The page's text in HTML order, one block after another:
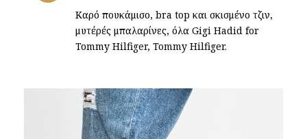
Καρό πουκάμισο, bra top και σκισμένο τζιν,
μυτέρές μπαλαρίνες, όλα Gigi Hadid for
Tommy Hilfiger, Tommy Hilfiger.